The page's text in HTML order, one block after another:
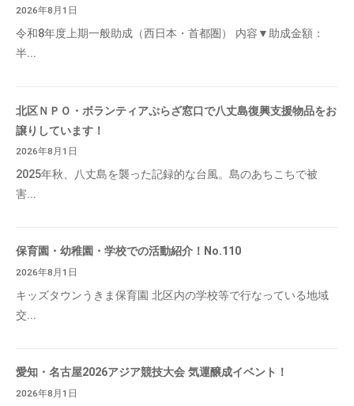
2026年8月1日
令和8年度上期一般助成（西日本・首都圏） 内容▼助成金額：
半...
北区ＮＰＯ・ボランティアぷらざ窓口で八丈島復興支援物品をお
譲りしています！
2026年8月1日
2025年秋、八丈島を襲った記録的な台風。島のあちこちで被
害...
保育園・幼稚園・学校での活動紹介！No.110
2026年8月1日
キッズタウンうきま保育園 北区内の学校等で行なっている地域
交...
愛知・名古屋2026アジア競技大会 気運醸成イベント！
2026年8月1日